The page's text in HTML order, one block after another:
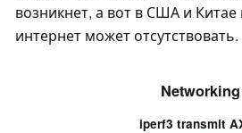
возникнет, а вот в США и
интернет может отсутствовать.
Networking
iperf3 transmit